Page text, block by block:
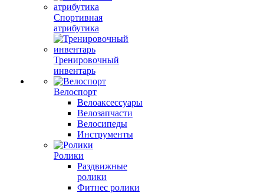
Спортивная
атрибутика
Тренировочный
инвентарь
Велоспорт
Велоаксессуары
Велозапчасти
Велосипеды
Инструменты
Ролики
Раздвижные
ролики
Фитнес ролики